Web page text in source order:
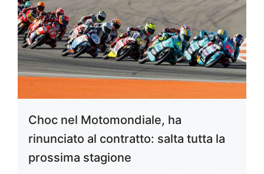
Choc nel Motomondiale, ha
rinunciato al contratto: salta tutta la
prossima stagione